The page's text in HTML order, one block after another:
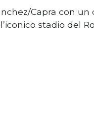
Capra con un
stadio del